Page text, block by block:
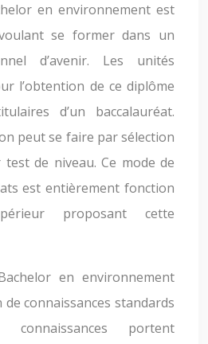
en environnement est
se former dans un
d’avenir. Les unités
l’obtention de ce diplôme
d’un baccalauréat.
peut se faire par sélection
de niveau. Ce mode de
est entièrement fonction
proposant cette
en environnement
de connaissances standards
connaissances portent